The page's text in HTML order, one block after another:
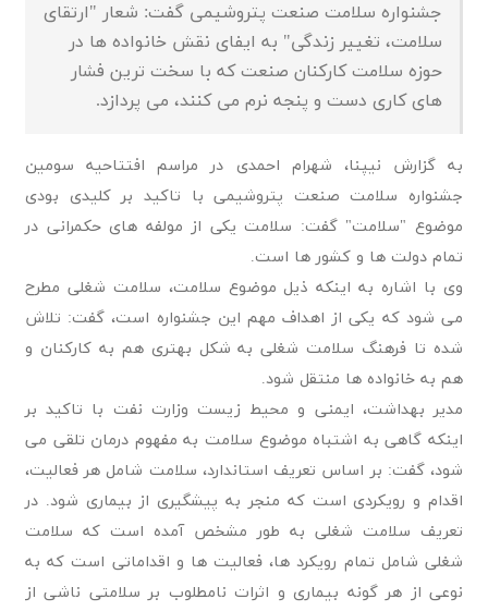
جشنواره سلامت صنعت پتروشیمی گفت: شعار "ارتقای
سلامت، تغییر زندگی" به ایفای نقش خانواده ها در
حوزه سلامت کارکنان صنعت که با سخت ترین فشار
های کاری دست و پنجه نرم می کنند، می پردازد.
به گزارش نیپنا، شهرام احمدی در مراسم افتتاحیه سومین
جشنواره سلامت صنعت پتروشیمی با تاکید بر کلیدی بودی
موضوع "سلامت" گفت: سلامت یکی از مولفه های حکمرانی در
تمام دولت ها و کشور ها است.
وی با اشاره به اینکه ذیل موضوع سلامت، سلامت شغلی مطرح
می شود که یکی از اهداف مهم این جشنواره است، گفت: تلاش
شده تا فرهنگ سلامت شغلی به شکل بهتری هم به کارکنان و
هم به خانواده ها منتقل شود.
مدیر بهداشت، ایمنی و محیط‌ زیست وزارت نفت با تاکید بر
اینکه گاهی به اشتباه موضوع سلامت به مفهوم درمان تلقی می
شود، گفت: بر اساس تعریف استاندارد، سلامت شامل هر فعالیت،
اقدام و رویکردی است که منجر به پیشگیری از بیماری شود. در
تعریف سلامت شغلی به طور مشخص آمده است که سلامت
شغلی شامل تمام رویکرد ها، فعالیت ها و اقداماتی است که به
نوعی از هر گونه بیماری و اثرات نامطلوب بر سلامتی ناشی از